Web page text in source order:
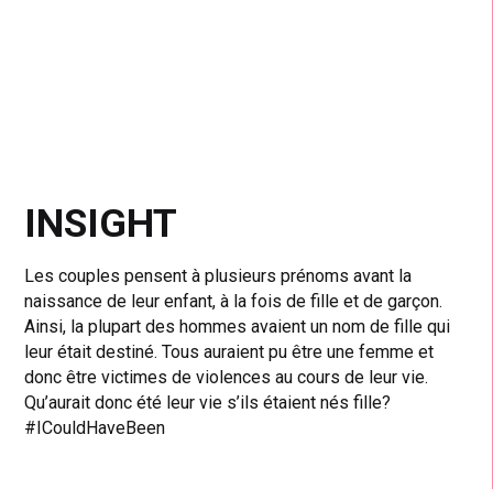
INSIGHT
Les couples pensent à plusieurs prénoms avant la
naissance de leur enfant, à la fois de fille et de garçon.
Ainsi, la plupart des hommes avaient un nom de fille qui
leur était destiné. Tous auraient pu être une femme et
donc être victimes de violences au cours de leur vie.
Qu’aurait donc été leur vie s’ils étaient nés fille?
#ICouldHaveBeen